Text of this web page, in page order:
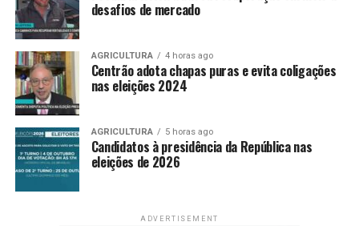
desafios de mercado
AGRICULTURA 4 horas ago
Centrão adota chapas puras e evita coligações
nas eleições 2024
AGRICULTURA 5 horas ago
Candidatos à presidência da República nas
eleições de 2026
ADVERTISEMENT